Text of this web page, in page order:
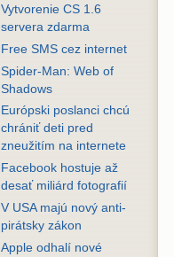
Vytvorenie CS 1.6
servera zdarma
Free SMS cez internet
Spider-Man: Web of
Shadows
Európski poslanci chcú
chrániť deti pred
zneužitím na internete
Facebook hostuje až
desať miliárd fotografií
V USA majú nový anti-
pirátsky zákon
Apple odhalí nové